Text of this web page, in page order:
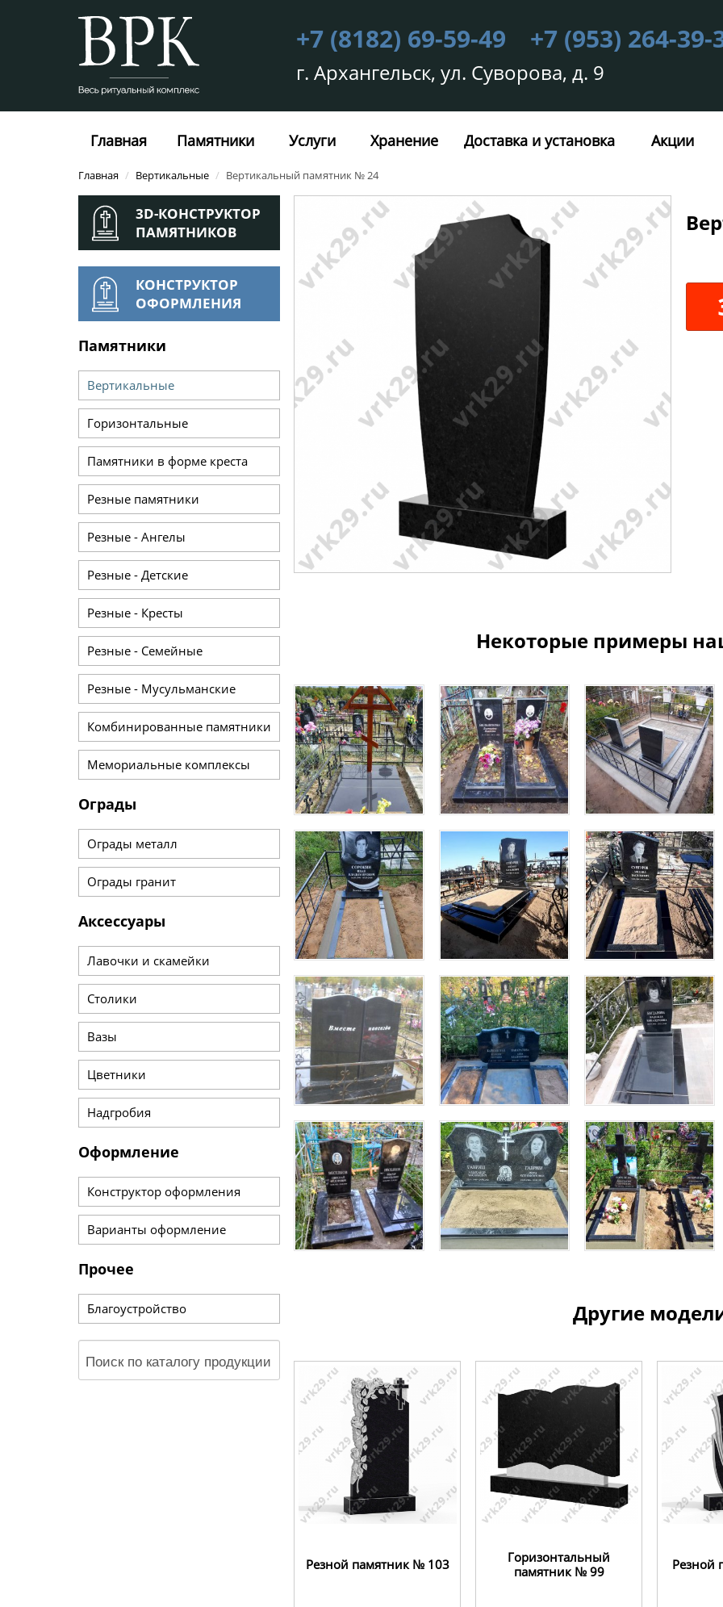
+7 (8182) 69-59-49 +7 (953) 264-39-
г. Архангельск, ул. Суворова, д. 9
Главная Памятники Услуги Хранение Доставка и установка Акции
Главная / Вертикальные / Вертикальный памятник № 24
Некоторые примеры
Другие
Резной памятник № 103
Горизонтальный
памятник № 99
Резной
3D-КОНСТРУКТОР
ПАМЯТНИКОВ
КОНСТРУКТОР
ОФОРМЛЕНИЯ
Памятники
Вертикальные
Горизонтальные
Памятники в форме креста
Резные памятники
Резные - Ангелы
Резные - Детские
Резные - Кресты
Резные - Семейные
Резные - Мусульманские
Комбинированные памятники
Мемориальные комплексы
Ограды
Ограды металл
Ограды гранит
Аксессуары
Лавочки и скамейки
Столики
Вазы
Цветники
Надгробия
Оформление
Конструктор оформления
Варианты оформление
Прочее
Благоустройство